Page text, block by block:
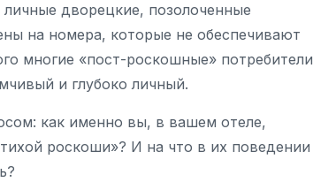
дворецкие, позолоченные
на номера, которые не обеспечивают
многие «пост-роскошные» потребители
и глубоко личный.
как именно вы, в вашем отеле,
роскоши»? И на что в их поведении